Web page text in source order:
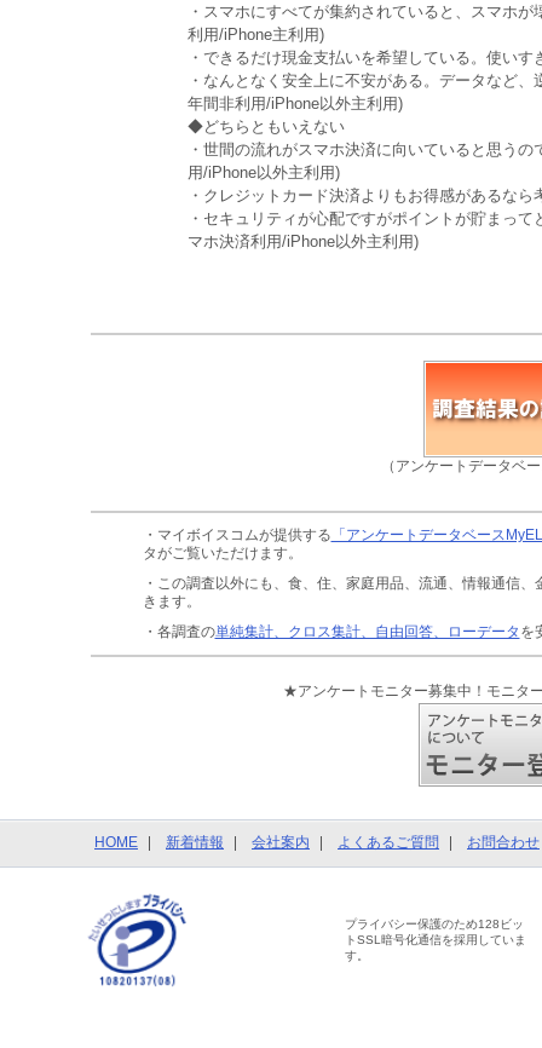
・スマホにすべてが集約されていると、スマホ
利用/iPhone主利用)
・できるだけ現金支払いを希望している。使い
・なんとなく安全上に不安がある。データなど
年間非利用/iPhone以外主利用)
◆どちらともいえない
・世間の流れがスマホ決済に向いていると思う
用/iPhone以外主利用)
・クレジットカード決済よりもお得感があるな
・セキュリティが心配ですがポイントが貯まっ
マホ決済利用/iPhone以外主利用)
（アンケートデータベ
・マイボイスコムが提供する 「アンケートデータベース
タがご覧いただけます。
・この調査以外にも、食、住、家庭用品、流通、情報通信、
きます。
・各調査の単純集計、クロス集計、自由回答、ローデータ を
★アンケートモニター募集中！モニタ
HOME 新着情報 会社案内 よくあるご質問 お問合わせ
プライバシー保護のため128ビッ
トSSL暗号化通信を採用していま
す。